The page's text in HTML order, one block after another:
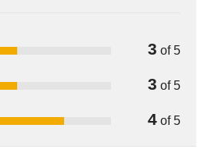
3 of 5
3 of 5
4 of 5